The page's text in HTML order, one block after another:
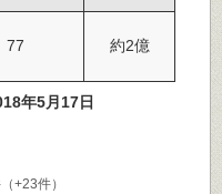
77 約2億
年5月17日
+23件）